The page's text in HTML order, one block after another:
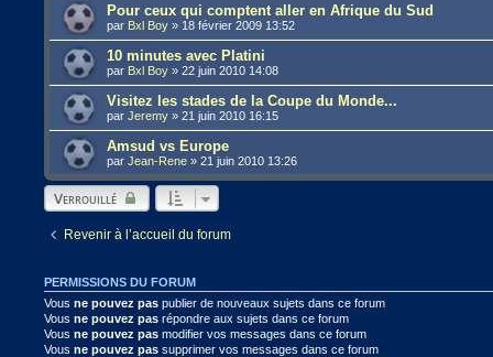
Pour ceux qui comptent aller en Afrique du Sud
par Bxl Boy » 18 février 2009 13:52
10 minutes avec Platini
par Bxl Boy »22 juin 2010 14:08
Visitez les stades de la Coupe du Monde...
parJeremy »21 juin 2010 16:15
Amsud vs Europe
parJean-Rene »21 juin 2010 13:26
Verrouillé
Revenir à l’accueil du forum
PERMISSIONS DU FORUM
Vousne pouvez pas publier de nouveaux sujets dans ce forum
Vousne pouvez pas répondre aux sujets dans ce forum
Vousne pouvez pas modifier vos messages dans ce forum
Vousne pouvez pas supprimer vos messages dans ce forum